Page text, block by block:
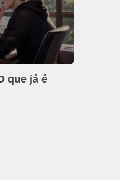
que já é